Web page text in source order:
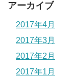
アーカイブ
2017年4月
2017年3月
2017年2月
2017年1月